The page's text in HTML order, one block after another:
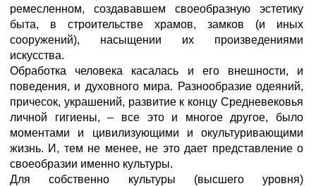
ремесленном, создававшем своеобразную эстетику
быта, в строительстве храмов, замков (и иных
сооружений), насыщении их произведениями
искусства.
Обработка человека касалась и его внешности, и
поведения, и духовного мира. Разнообразие одеяний,
причесок, украшений, развитие к концу Средневековья
личной гигиены, – все это и многое другое, было
моментами и цивилизующими и окультуривающими
жизнь. И, тем не менее, не это дает представление о
своеобразии именно культуры.
Для собственно культуры (высшего уровня)